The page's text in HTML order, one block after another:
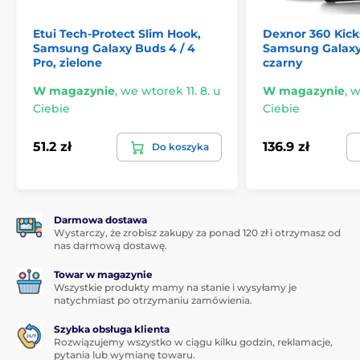
Twardość szkła to 9H
Powłoka oleofobowa zapobiegająca pozostawianiu
Doskonałe właściwości optyczne - nie zniekształca
Nie wpływa na czułość wyświetlacza na dotyk
Ekologiczne opakowanie z papieru z recyklingu
Szkło hartowane Tactical
Chusteczka alkoholowa do doskonałego czyszczenia
wyświetlacza
Ściereczka z mikrofibry
Etui Tech-Protect Slim Hook,
Samsung Galaxy Buds 4 / 4
Pro, zielone
W magazynie, we wtorek 11. 8. u
Ciebie
51.2 zł Do koszyka
Dexnor 360
Samsung
czarny
W magazynie,
Ciebie
136.9 zł
Darmowa dostawa
Wystarczy, że zrobisz zakupy za ponad 120 zł i otrzymasz od
nas darmową dostawę.
Towar w magazynie
Wszystkie produkty mamy na stanie i wysyłamy je
natychmiast po otrzymaniu zamówienia.
Szybka obsługa klienta
Rozwiązujemy wszystko w ciągu kilku godzin, reklamacje,
pytania lub wymianę towaru.